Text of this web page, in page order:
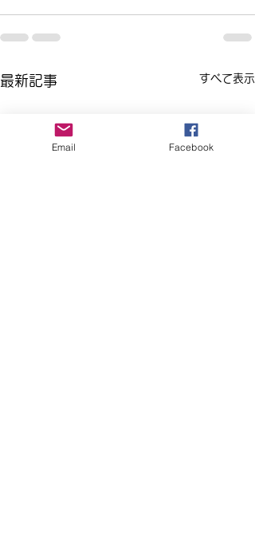
最新記事 すべて表示
Email Facebook